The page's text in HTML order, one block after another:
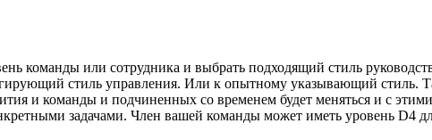
команды или сотрудника и выбрать подходящий стиль
стиль управления. Или к опытному указывающий стиль.
и команды и подчиненных со временем будет меняться и с
задачами. Член вашей команды может иметь уровень D4